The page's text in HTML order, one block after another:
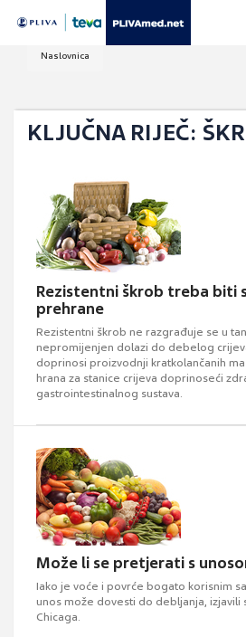
Naslovnica
KLJUČNA RIJEČ:
Rezistentni škrob treba biti
prehrane
Rezistentni škrob ne razgrađuje se u
nepromijenjen dolazi do debelog
doprinosi proizvodnji kratkolančanih
hrana za stanice crijeva doprinoseći
gastrointestinalnog sustava.
Može li se pretjerati s
Iako je voće i povrće bogato korisnim
unos može dovesti do debljanja, izjavili
Chicaga.